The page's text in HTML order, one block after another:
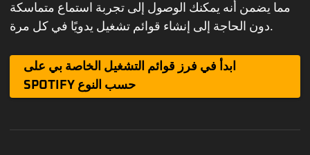
مما يضمن أنه يمكنك الوصول إلى تجربة استماع متماسكة
دون الحاجة إلى إنشاء قوائم تشغيل يدويًا في كل مرة.
ابدأ في فرز قوائم التشغيل الخاصة بي على
SPOTIFY حسب النوع